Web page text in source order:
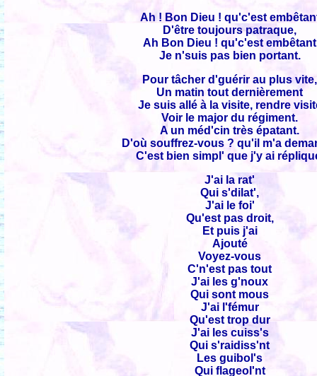
Ah ! Bon Dieu ! qu'c'est
D'être toujours patraque,
Ah Bon Dieu ! qu'c'est embêtant
Je n'suis pas bien portant.
Pour tâcher d'guérir au plus vite,
Un matin tout dernièrement
Je suis allé à la visite, rendre
Voir le major du régiment.
A un méd'cin très épatant.
D'où souffrez-vous ? qu'il m'a
C'est bien simpl' que j'y ai
J'ai la rat'
Qui s'dilat',
J'ai le foi'
Qu'est pas droit,
Et puis j'ai
Ajouté
Voyez-vous
C'n'est pas tout
J'ai les g'noux
Qui sont mous
J'ai l'fémur
Qu'est trop dur
J'ai les cuiss's
Qui s'raidiss'nt
Les guibol's
Qui flageol'nt